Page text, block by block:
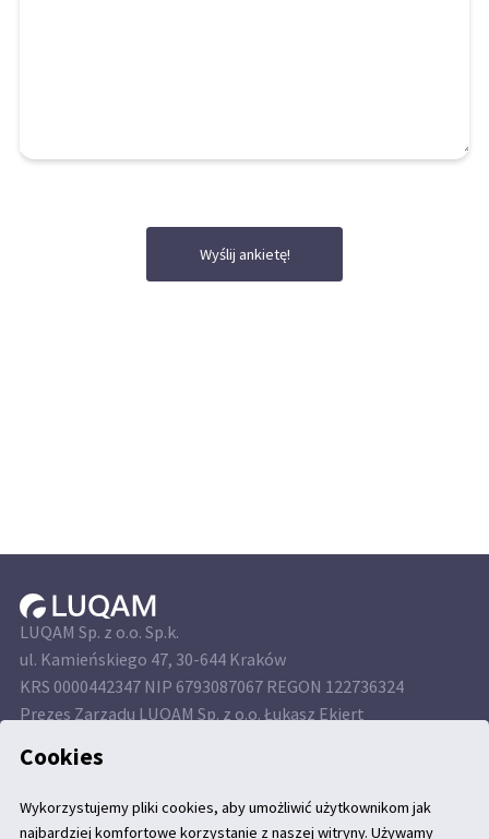
Wyślij ankietę!
Cookies
Wykorzystujemy pliki cookies, aby umożliwić użytkownikom jak
najbardziej komfortowe korzystanie z naszej witryny. Używamy
LUQAM Sp. z o.o. Sp.k.
ul. Kamieńskiego 47, 30-644 Kraków
KRS 0000442347 NIP 6793087067 REGON 122736324
Prezes Zarządu LUQAM Sp. z o.o. Łukasz Ekiert